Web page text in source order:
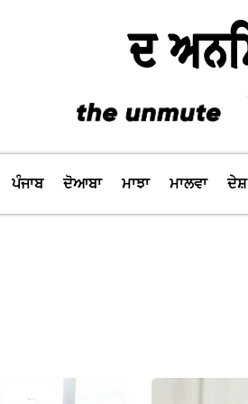
ਪੰਜਾਬ ਦੋਆਬਾ ਮਾਝਾ ਮਾਲਵਾ ਦੇਸ਼